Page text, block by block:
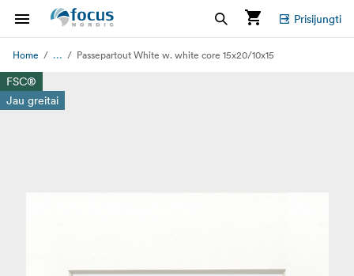
Prisijungti
Home ... Passepartout White w. white core 15x20/10x15
FSC®
Jau greitai